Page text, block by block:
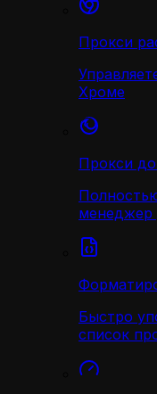
Прокси
Хроме
Прокси
менеджер
Быстро
список